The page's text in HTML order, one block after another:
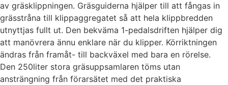
av gräsklippningen. Gräsguiderna hjälper till att fångas in
grässtråna till klippaggregatet så att hela klippbredden
utnyttjas fullt ut. Den bekväma 1-pedalsdriften hjälper dig
att manövrera ännu enklare när du klipper. Körriktningen
ändras från framåt- till backväxel med bara en rörelse.
Den 250liter stora gräsuppsamlaren töms utan
ansträngning från förarsätet med det praktiska